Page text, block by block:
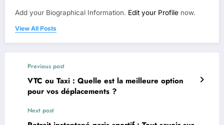
Add your Biographical Information. Edit your Profile now.
View All Posts
Previous post
VTC ou Taxi : Quelle est la meilleure option
pour vos déplacements ?
Next post